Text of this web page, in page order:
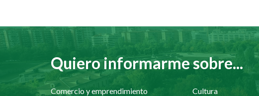
Quiero informarme sobre...
Comercio y emprendimiento
Cultura